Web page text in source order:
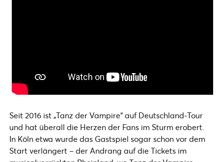
Seit 2016 ist „Tanz der Vampire“ auf Deutschland-Tour
und hat überall die Herzen der Fans im Sturm erobert.
In Köln etwa wurde das Gastspiel sogar schon vor dem
Start verlängert – der Andrang auf die Tickets im